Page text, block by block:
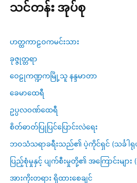
သင်တန်း အုပ်စု
ဟတ္ထကာဠဝကမင်းသား
ခုဇ္ဇုတ္တရာ
ဝေဠုကဏ္ဍကမြို့သူ နန္ဒမာတာ
ခေမာထေရီ
ဥပ္ပလဝဏ်ထေရီ
စိတ်ဓာတ်ပြုပြင်ပြောင်းလဲရေး
ဘဝသံသရာခရီးသည်၏ ပဲ့ကိုင်ရှင် (သင်္ခါ
ပြည့်စုံမှုနှင့် ပျက်စီးမှုတို့၏ အကြောင်းမျာ
အားကိုးတရား ရှိထားစေချင်